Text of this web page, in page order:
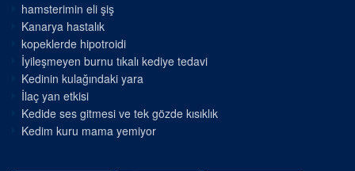
hamsterimin eli şiş
Kanarya hastalık
kopeklerde hipotroidi
İyileşmeyen burnu tıkalı kediye tedavi
Kedinin kulağındaki yara
İlaç yan etkisi
Kedide ses gitmesi ve tek gözde kısıklık
Kedim kuru mama yemiyor